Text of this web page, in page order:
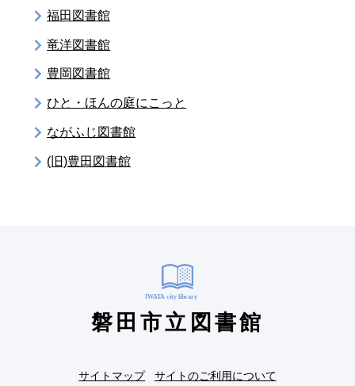
福田図書館
竜洋図書館
豊岡図書館
ひと・ほんの庭にこっと
ながふじ図書館
(旧)豊田図書館
磐田市立図書館
サイトマップ サイトのご利用について